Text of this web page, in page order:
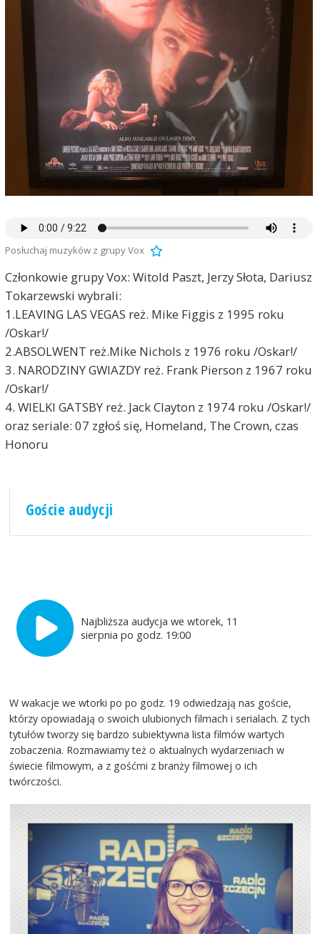
Posłuchaj muzyków z grupy Vox
Członkowie grupy Vox: Witold Paszt, Jerzy Słota, Dariusz
Tokarzewski wybrali:
1.LEAVING LAS VEGAS reż. Mike Figgis z 1995 roku
/Oskar!/
2.ABSOLWENT reż.Mike Nichols z 1976 roku /Oskar!/
3. NARODZINY GWIAZDY reż. Frank Pierson z 1967 roku
/Oskar!/
4. WIELKI GATSBY reż. Jack Clayton z 1974 roku /Oskar!/
oraz seriale: 07 zgłoś się, Homeland, The Crown, czas
Honoru
Goście audycji
Najbliższa audycja we wtorek, 11
sierpnia po godz. 19:00
W wakacje we wtorki po po godz. 19 odwiedzają nas goście,
którzy opowiadają o swoich ulubionych filmach i serialach. Z tych
tytułów tworzy się bardzo subiektywna lista filmów wartych
zobaczenia. Rozmawiamy też o aktualnych wydarzeniach w
świecie filmowym, a z gośćmi z branży filmowej o ich
twórczości.